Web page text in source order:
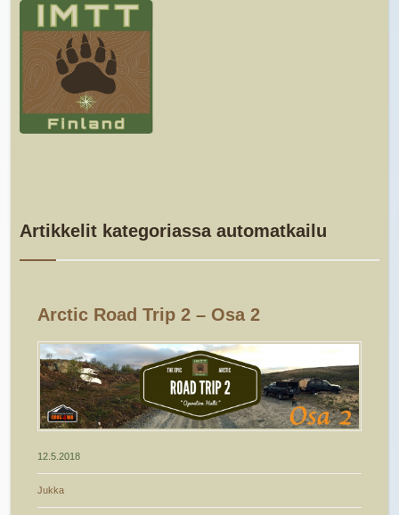
Artikkelit kategoriassa automatkailu
Arctic Road Trip 2 – Osa 2
12.5.2018
Jukka